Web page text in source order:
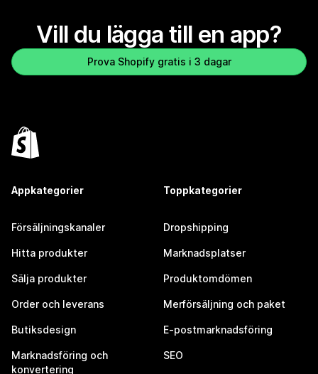
Vill du lägga till en app?
Prova Shopify gratis i 3 dagar
Appkategorier
Försäljningskanaler
Hitta produkter
Sälja produkter
Order och leverans
Butiksdesign
Marknadsföring och
konvertering
Toppkategorier
Dropshipping
Marknadsplatser
Produktomdömen
Merförsäljning och paket
E-postmarknadsföring
SEO